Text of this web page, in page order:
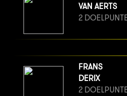
VAN AERTS
2
FRANS
DERIX
2